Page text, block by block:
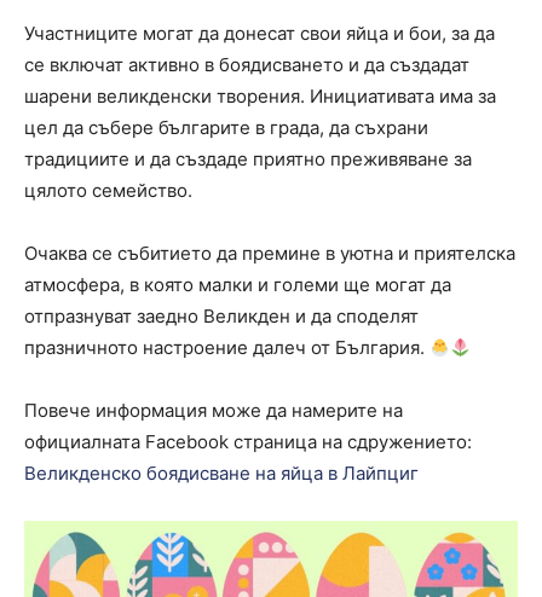
Участниците могат да донесат свои яйца и бои, за да
се включат активно в боядисването и да създадат
шарени великденски творения. Инициативата има за
цел да събере българите в града, да съхрани
традициите и да създаде приятно преживяване за
цялото семейство.
Очаква се събитието да премине в уютна и приятелска
атмосфера, в която малки и големи ще могат да
отпразнуват заедно Великден и да споделят
празничното настроение далеч от България.
Повече информация може да намерите на
официалната Facebook страница на сдружението:
Великденско боядисване на яйца в Лайпциг